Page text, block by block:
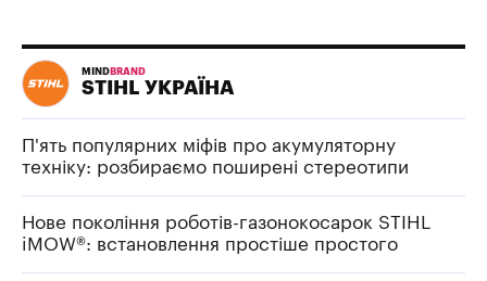
MIND BRAND
STIHL УКРАЇНА
П'ять популярних міфів про акумуляторну
техніку: розбираємо поширені стереотипи
Нове покоління роботів-газонокосарок STIHL
iMOW®: встановлення простіше простого